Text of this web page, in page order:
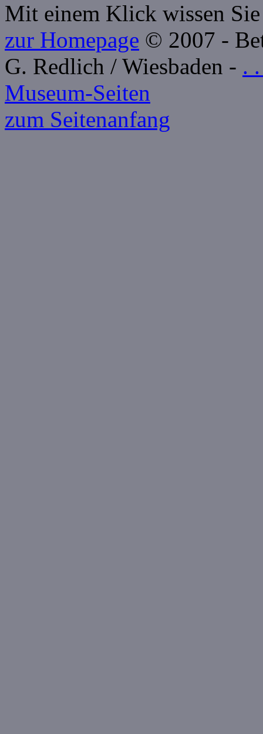
Mit einem Klick wissen
zur Homepage © 2007 -
G. Redlich / Wiesbaden - .
Museum-Seiten
zum Seitenanfang